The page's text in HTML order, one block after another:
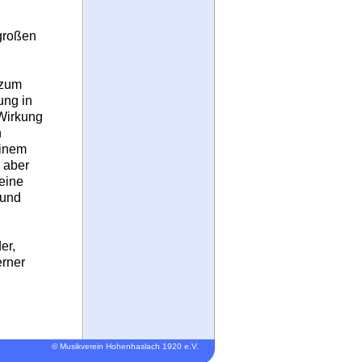
in
aber
© Musikverein Hohenhaslach 1920 e.V.